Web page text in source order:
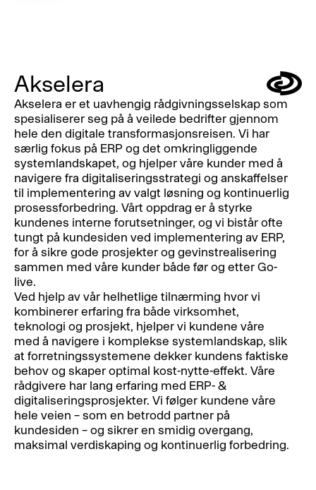
Akselera Symbol
Akselera er et uavhengig rådgivningsselskap som
spesialiserer seg på å veilede bedrifter gjennom
hele den digitale transformasjonsreisen. Vi har
særlig fokus på ERP og det omkringliggende
systemlandskapet, og hjelper våre kunder med å
navigere fra digitaliseringsstrategi og anskaffelser
til implementering av valgt løsning og kontinuerlig
prosessforbedring. Vårt oppdrag er å styrke
kundenes interne forutsetninger, og vi bistår ofte
tungt på kundesiden ved implementering av ERP,
for å sikre gode prosjekter og gevinstrealisering
sammen med våre kunder både før og etter Go-
live.
Ved hjelp av vår helhetlige tilnærming hvor vi
kombinerer erfaring fra både virksomhet,
teknologi og prosjekt, hjelper vi kundene våre
med å navigere i komplekse systemlandskap, slik
at forretningssystemene dekker kundens faktiske
behov og skaper optimal kost-nytte-effekt. Våre
rådgivere har lang erfaring med ERP- &
digitaliseringsprosjekter. Vi følger kundene våre
hele veien – som en betrodd partner på
kundesiden – og sikrer en smidig overgang,
maksimal verdiskaping og kontinuerlig forbedring.